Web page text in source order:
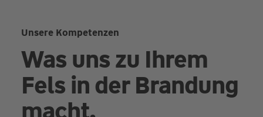
Unsere Kompetenzen
Was uns zu Ihrem
Fels in der Brandung